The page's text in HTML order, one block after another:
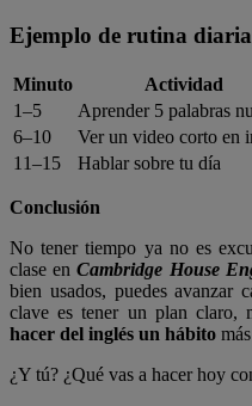
Ejemplo de rutina diaria
Minuto
Actividad
1–5
Aprender 5 palabras
6–10
Ver un video corto en
11–15
Hablar sobre tu día
Conclusión
No tener tiempo ya no es
clase enCambridge House
bien usados, puedes
clave es tener un plan claro,
hacer del inglés un hábito
¿Y tú? ¿Qué vas a hacer hoy